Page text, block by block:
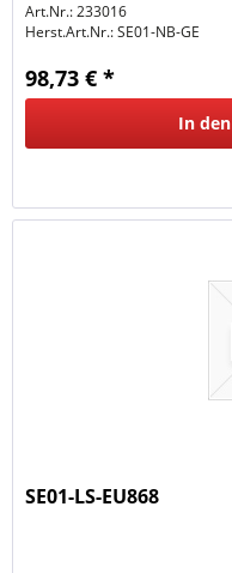
Art.Nr.: 233016
Herst.Art.Nr.:SE01-NB-GE
98,73 € *
In den
SE01-LS-EU868